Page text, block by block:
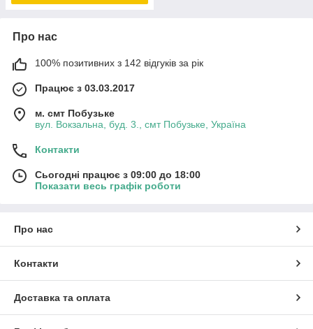
Про нас
100% позитивних з 142 відгуків за рік
Працює з 03.03.2017
м. смт Побузьке
вул. Вокзальна, буд. 3., смт Побузьке, Україна
Контакти
Сьогодні працює з 09:00 до 18:00
Показати весь графік роботи
Про нас
Контакти
Доставка та оплата